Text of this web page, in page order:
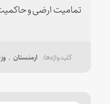
تمامیت ارضی و
ارمنستان